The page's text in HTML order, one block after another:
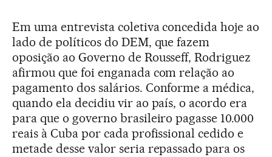
Em uma entrevista coletiva concedida hoje ao
lado de políticos do DEM, que fazem
oposição ao Governo de Rousseff, Rodriguez
afirmou que foi enganada com relação ao
pagamento dos salários. Conforme a médica,
quando ela decidiu vir ao país, o acordo era
para que o governo brasileiro pagasse 10.000
reais à Cuba por cada profissional cedido e
metade desse valor seria repassado para os